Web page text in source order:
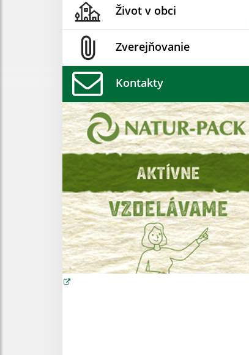
Život v obci
Zverejňovanie
Kontakty